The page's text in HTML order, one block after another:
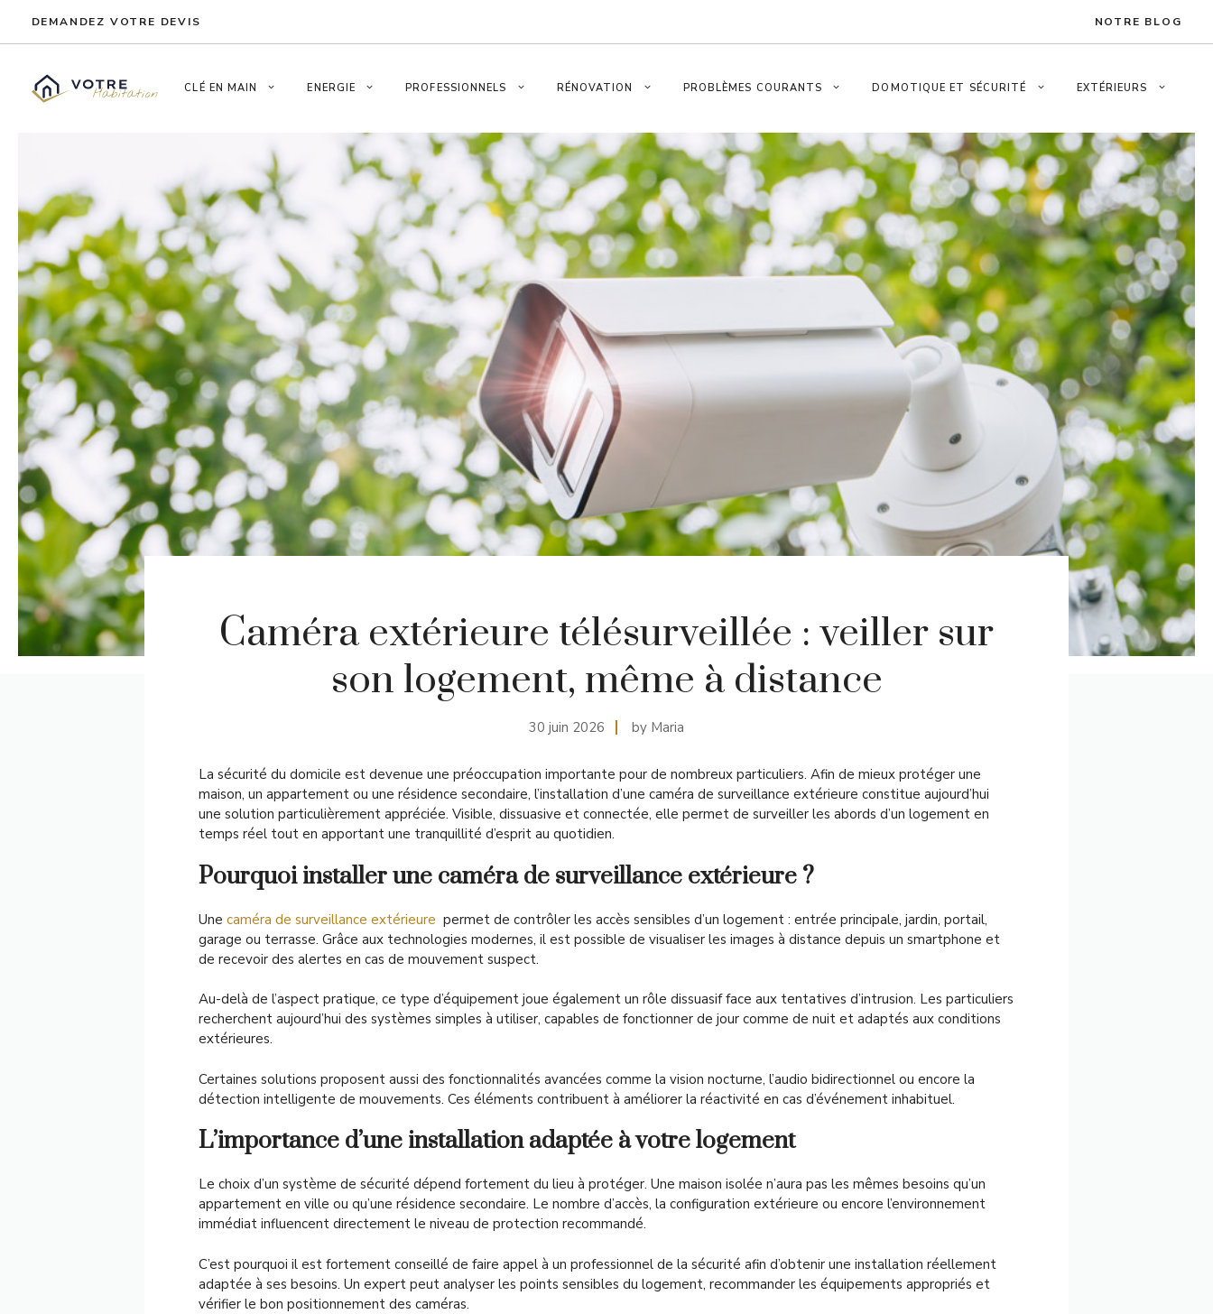
contenu
DEMANDEZ VOTRE DEVIS NOTRE BLOG
CLÉ EN MAIN ENERGIE PROFESSIONNELS RÉNOVATION PROBLÈMES COURANTS DOMOTIQUE ET SÉCURITÉ EXTÉRIEURS
Caméra extérieure télésurveillée : veiller sur
son logement, même à distance
30 juin 2026 by Maria
La sécurité du domicile est devenue une préoccupation importante pour de nombreux particuliers. Afin de mieux protéger une
maison, un appartement ou une résidence secondaire, l’installation d’une caméra de surveillance extérieure constitue aujourd’hui
une solution particulièrement appréciée. Visible, dissuasive et connectée, elle permet de surveiller les abords d’un logement en
temps réel tout en apportant une tranquillité d’esprit au quotidien.
Pourquoi installer une caméra de surveillance extérieure ?
Une caméra de surveillance extérieure permet de contrôler les accès sensibles d’un logement : entrée principale, jardin, portail,
garage ou terrasse. Grâce aux technologies modernes, il est possible de visualiser les images à distance depuis un smartphone et
de recevoir des alertes en cas de mouvement suspect.
Au-delà de l’aspect pratique, ce type d’équipement joue également un rôle dissuasif face aux tentatives d’intrusion. Les particuliers
recherchent aujourd’hui des systèmes simples à utiliser, capables de fonctionner de jour comme de nuit et adaptés aux conditions
extérieures.
Certaines solutions proposent aussi des fonctionnalités avancées comme la vision nocturne, l’audio bidirectionnel ou encore la
détection intelligente de mouvements. Ces éléments contribuent à améliorer la réactivité en cas d’événement inhabituel.
L’importance d’une installation adaptée à votre logement
Le choix d’un système de sécurité dépend fortement du lieu à protéger. Une maison isolée n’aura pas les mêmes besoins qu’un
appartement en ville ou qu’une résidence secondaire. Le nombre d’accès, la configuration extérieure ou encore l’environnement
immédiat influencent directement le niveau de protection recommandé.
C’est pourquoi il est fortement conseillé de faire appel à un professionnel de la sécurité afin d’obtenir une installation réellement
adaptée à ses besoins. Un expert peut analyser les points sensibles du logement, recommander les équipements appropriés et
vérifier le bon positionnement des caméras.